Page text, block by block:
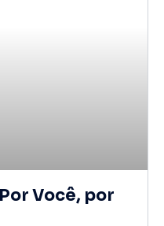
Você, por